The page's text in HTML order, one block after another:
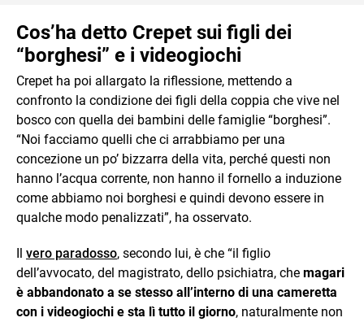
Cos’ha detto Crepet sui figli dei
“borghesi” e i videogiochi
Crepet ha poi allargato la riflessione, mettendo a
confronto la condizione dei figli della coppia che vive nel
bosco con quella dei bambini delle famiglie “borghesi”.
“Noi facciamo quelli che ci arrabbiamo per una
concezione un po’ bizzarra della vita, perché questi non
hanno l’acqua corrente, non hanno il fornello a induzione
come abbiamo noi borghesi e quindi devono essere in
qualche modo penalizzati”, ha osservato.
Il vero paradosso, secondo lui, è che “il figlio
dell’avvocato, del magistrato, dello psichiatra, che magari
è abbandonato a se stesso all’interno di una cameretta
con i videogiochi e sta lì tutto il giorno, naturalmente non